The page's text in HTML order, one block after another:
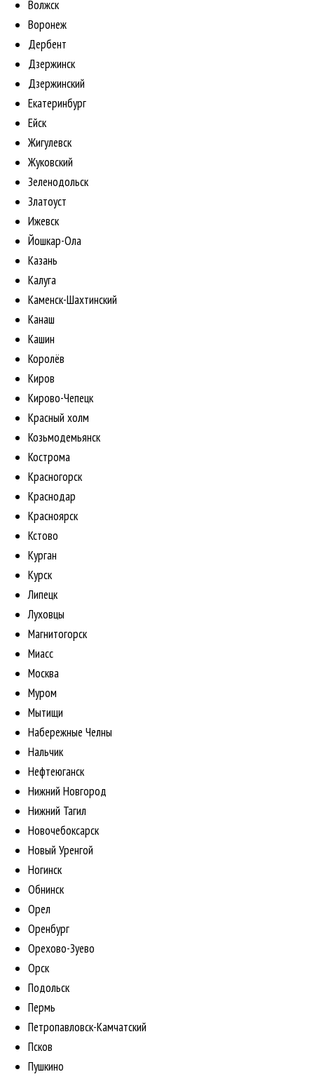
Волжск
Воронеж
Дербент
Дзержинск
Дзержинский
Екатеринбург
Ейск
Жигулевск
Жуковский
Зеленодольск
Златоуст
Ижевск
Йошкар-Ола
Казань
Калуга
Каменск-Шахтинский
Канаш
Кашин
Королёв
Киров
Кирово-Чепецк
Красный холм
Козьмодемьянск
Кострома
Красногорск
Краснодар
Красноярск
Кстово
Курган
Курск
Липецк
Луховцы
Магнитогорск
Миасс
Москва
Муром
Мытищи
Набережные Челны
Нальчик
Нефтеюганск
Нижний Новгород
Нижний Тагил
Новочебоксарск
Новый Уренгой
Ногинск
Обнинск
Орел
Оренбург
Орехово-Зуево
Орск
Подольск
Пермь
Петропавловск-Камчатский
Псков
Пушкино